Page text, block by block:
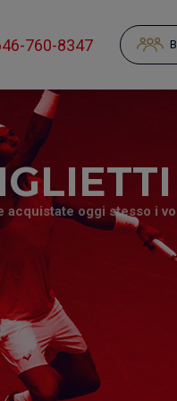
760-8347
oggi stesso i